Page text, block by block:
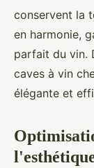
conservent la
en harmonie,
parfait du vin.
caves à vin
élégante et